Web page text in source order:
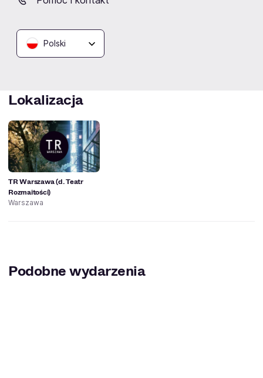
Polski
asystentka kostiumografa: Maria Godlewska
W scenariuszu wykorzystano wiersz Marka Zielińskiego.
Lokalizacja
TR Warszawa (d. Teatr
Rozmaitości)
Warszawa
Podobne wydarzenia